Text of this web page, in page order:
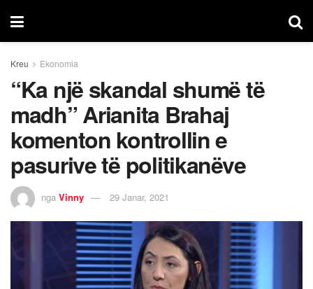
Kreu Ekonomia
“Ka një skandal shumë të
madh” Arianita Brahaj
komenton kontrollin e
pasurive të politikanëve
nga Vinny 29 Janar, 2021